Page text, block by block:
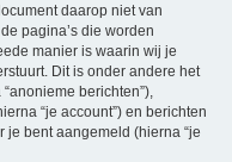
daarop niet van
pagina’s die worden
manier is waarin wij je
Dit is onder andere het
berichten”),
“je account”) en berichten
bent aangemeld (hierna “je